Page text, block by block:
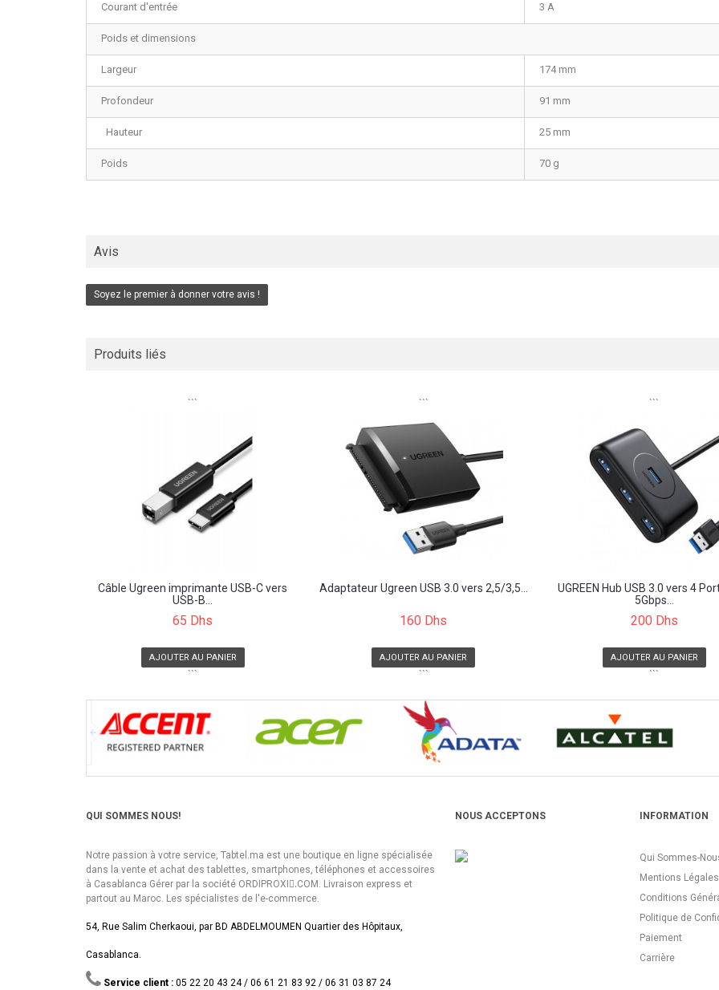
Courant d'entrée 3 A
Poids et dimensions
Largeur 174 mm
Profondeur 91 mm
Hauteur 25 mm
Poids 70 g
Avis
Soyez le premier à donner votre avis !
Produits liés
```
Câble Ugreen imprimante USB-C vers
USB-B...
65 Dhs
AJOUTER AU PANIER
```
```
Adaptateur Ugreen USB 3.0 vers 2,5/3,5...
160 Dhs
AJOUTER AU PANIER
```
```
UGREEN Hub USB 3.0 vers 4
5Gbps...
200 Dhs
AJOUTER AU PANIER
```
QUI SOMMES NOUS!
Notre passion à votre service, Tabtel.ma est une boutique en ligne spécialisée
dans la vente et achat des tablettes, smartphones, téléphones et accessoires
à Casablanca Gérer par la société ORDIPROXI.ِCOM. Livraison express et
partout au Maroc. Les spécialistes de l'e-commerce.
54, Rue Salim Cherkaoui, par BD ABDELMOUMEN Quartier des Hôpitaux,
Casablanca.
Service client : 05 22 20 43 24 / 06 61 21 83 92 / 06 31 03 87 24
NOUS ACCEPTONS INFORMATION
Qui Sommes-
Mentions Légales
Conditions
Politique de
Paiement
Carrière